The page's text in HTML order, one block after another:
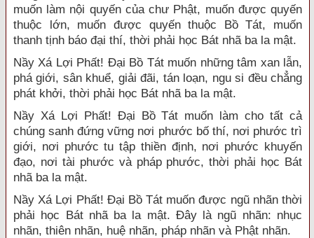
muốn làm nội quyến của chư Phật, muốn được quyến
thuộc lớn, muốn được quyến thuộc Bồ Tát, muốn
thanh tịnh báo đại thí, thời phải học Bát nhã ba la mật.
Nầy Xá Lợi Phất! Đại Bồ Tát muốn những tâm xan lẫn,
phá giới, sân khuể, giải đãi, tán loạn, ngu si đều chẳng
phát khởi, thời phải học Bát nhã ba la mật.
Nầy Xá Lợi Phất! Đại Bồ Tát muốn làm cho tất cả
chúng sanh đứng vững nơi phước bố thí, nơi phước trì
giới, nơi phước tu tập thiền định, nơi phước khuyến
đạo, nơi tài phước và pháp phước, thời phải học Bát
nhã ba la mật.
Nầy Xá Lợi Phất! Đại Bồ Tát muốn được ngũ nhãn thời
phải học Bát nhã ba la mật. Đây là ngũ nhãn: nhục
nhãn, thiên nhãn, huệ nhãn, pháp nhãn và Phật nhãn.